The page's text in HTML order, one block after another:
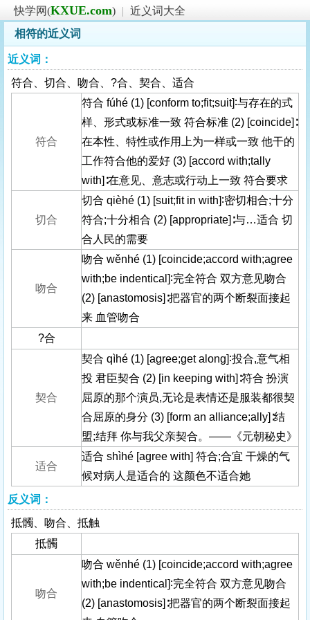
快学网(KXUE.com) | 近义词大全
相符的近义词
近义词：
符合、切合、吻合、?合、契合、适合
符合
符合 fúhé (1) [conform to;fit;suit]∶与存在的式
样、形式或标准一致 符合标准 (2) [coincide]∶
在本性、特性或作用上为一样或一致 他干的
工作符合他的爱好 (3) [accord with;tally
with]∶在意见、意志或行动上一致 符合要求
切合
切合 qièhé (1) [suit;fit in with]∶密切相合;十分
符合;十分相合 (2) [appropriate]∶与…适合 切
合人民的需要
吻合
吻合 wěnhé (1) [coincide;accord with;agree
with;be indentical]∶完全符合 双方意见吻合
(2) [anastomosis]∶把器官的两个断裂面接起
来 血管吻合
?合
契合
契合 qìhé (1) [agree;get along]∶投合,意气相
投 君臣契合 (2) [in keeping with]∶符合 扮演
屈原的那个演员,无论是表情还是服装都很契
合屈原的身分 (3) [form an alliance;ally]∶结
盟;结拜 你与我父亲契合。——《元朝秘史》
适合
适合 shìhé [agree with] 符合;合宜 干燥的气
候对病人是适合的 这颜色不适合她
反义词：
抵髑、吻合、抵触
抵髑
吻合
吻合 wěnhé (1) [coincide;accord with;agree
with;be indentical]∶完全符合 双方意见吻合
(2) [anastomosis]∶把器官的两个断裂面接起